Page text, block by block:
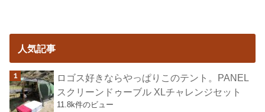
人気記事
ロゴス好きならやっぱりこのテント。PANEL
スクリーンドゥーブル XLチャレンジセット
11.8k件のビュー